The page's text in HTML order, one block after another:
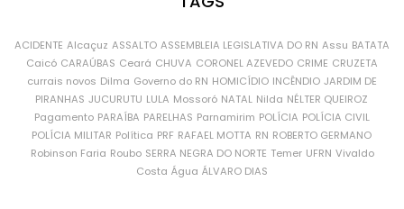
ACIDENTE Alcaçuz ASSALTO ASSEMBLEIA LEGISLATIVA DO RN Assu BATATA
Caicó CARAÚBAS Ceará CHUVA CORONEL AZEVEDO CRIME CRUZETA
currais novos Dilma Governo do RN HOMICÍDIO INCÊNDIO JARDIM DE
PIRANHAS JUCURUTU LULA Mossoró NATAL Nilda NÉLTER QUEIROZ
Pagamento PARAÍBA PARELHAS Parnamirim POLÍCIA POLÍCIA CIVIL
POLÍCIA MILITAR Política PRF RAFAEL MOTTA RN ROBERTO GERMANO
Robinson Faria Roubo SERRA NEGRA DO NORTE Temer UFRN Vivaldo
Costa Água ÁLVARO DIAS